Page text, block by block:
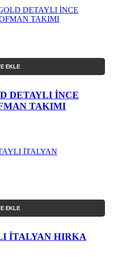
EKLE
DETAYLI İNCE
TAKIMI
EKLE
İTALYAN HIRKA